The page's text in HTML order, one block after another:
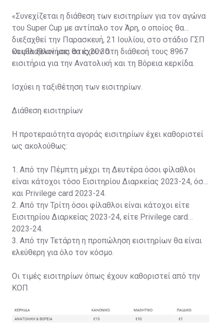
«Συνεχίζεται η διάθεση των εισιτηρίων για τον αγώνα
του Super Cup με αντίπαλο τον Άρη, ο οποίος θα
διεξαχθεί την Παρασκευή, 21 Ιουλίου, στο στάδιο ΓΣΠ
και θα ξεκινήσει στις 20:30.
Οι φίλαθλοί μας θα έχουν στη διάθεσή τους 8967
εισιτήρια για την Ανατολική και τη Βόρεια κερκίδα.
Ισχύει η ταξιθέτηση των εισιτηρίων.
Διάθεση εισιτηρίων
Η προτεραιότητα αγοράς εισιτηρίων έχει καθοριστεί
ως ακολούθως:
1. Από την Πέμπτη μέχρι τη Δευτέρα όσοι φίλαθλοι
είναι κάτοχοι τόσο Εισιτηρίου Διαρκείας 2023-24, όσο
και Privilege card 2023-24.
2. Από την Τρίτη όσοι φίλαθλοι είναι κάτοχοι είτε
Εισιτηρίου Διαρκείας 2023-24, είτε Privilege card
2023-24.
3. Από την Τετάρτη η προπώληση εισιτηρίων θα είναι
ελεύθερη για όλο τον κόσμο.
Οι τιμές εισιτηρίων όπως έχουν καθοριστεί από την
ΚΟΠ